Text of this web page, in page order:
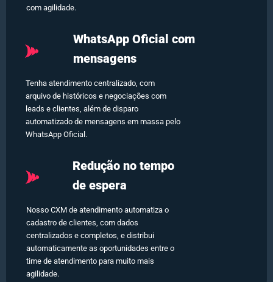
com agilidade.
WhatsApp Oficial com
mensagens
Tenha atendimento centralizado, com
arquivo de históricos e negociações com
leads e clientes, além de disparo
automatizado de mensagens em massa pelo
WhatsApp Oficial.
Redução no tempo
de espera
Nosso CXM de atendimento automatiza o
cadastro de clientes, com dados
centralizados e completos, e distribui
automaticamente as oportunidades entre o
time de atendimento para muito mais
agilidade.